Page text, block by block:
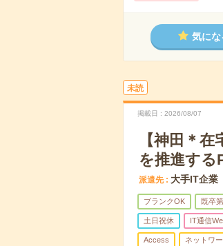
気にな
未読
掲載日 2026/08/07
【神田＊
を推進する
派遣先 大手IT企業
ブランクOK 既卒
土日祝休 IT通信
Access ネットワ